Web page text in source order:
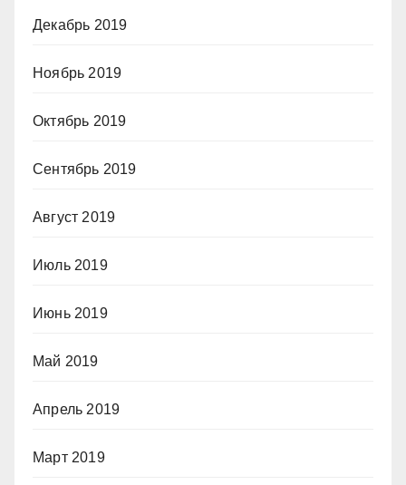
Декабрь 2019
Ноябрь 2019
Октябрь 2019
Сентябрь 2019
Август 2019
Июль 2019
Июнь 2019
Май 2019
Апрель 2019
Март 2019